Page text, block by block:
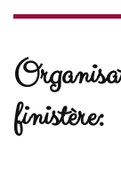
finistère: